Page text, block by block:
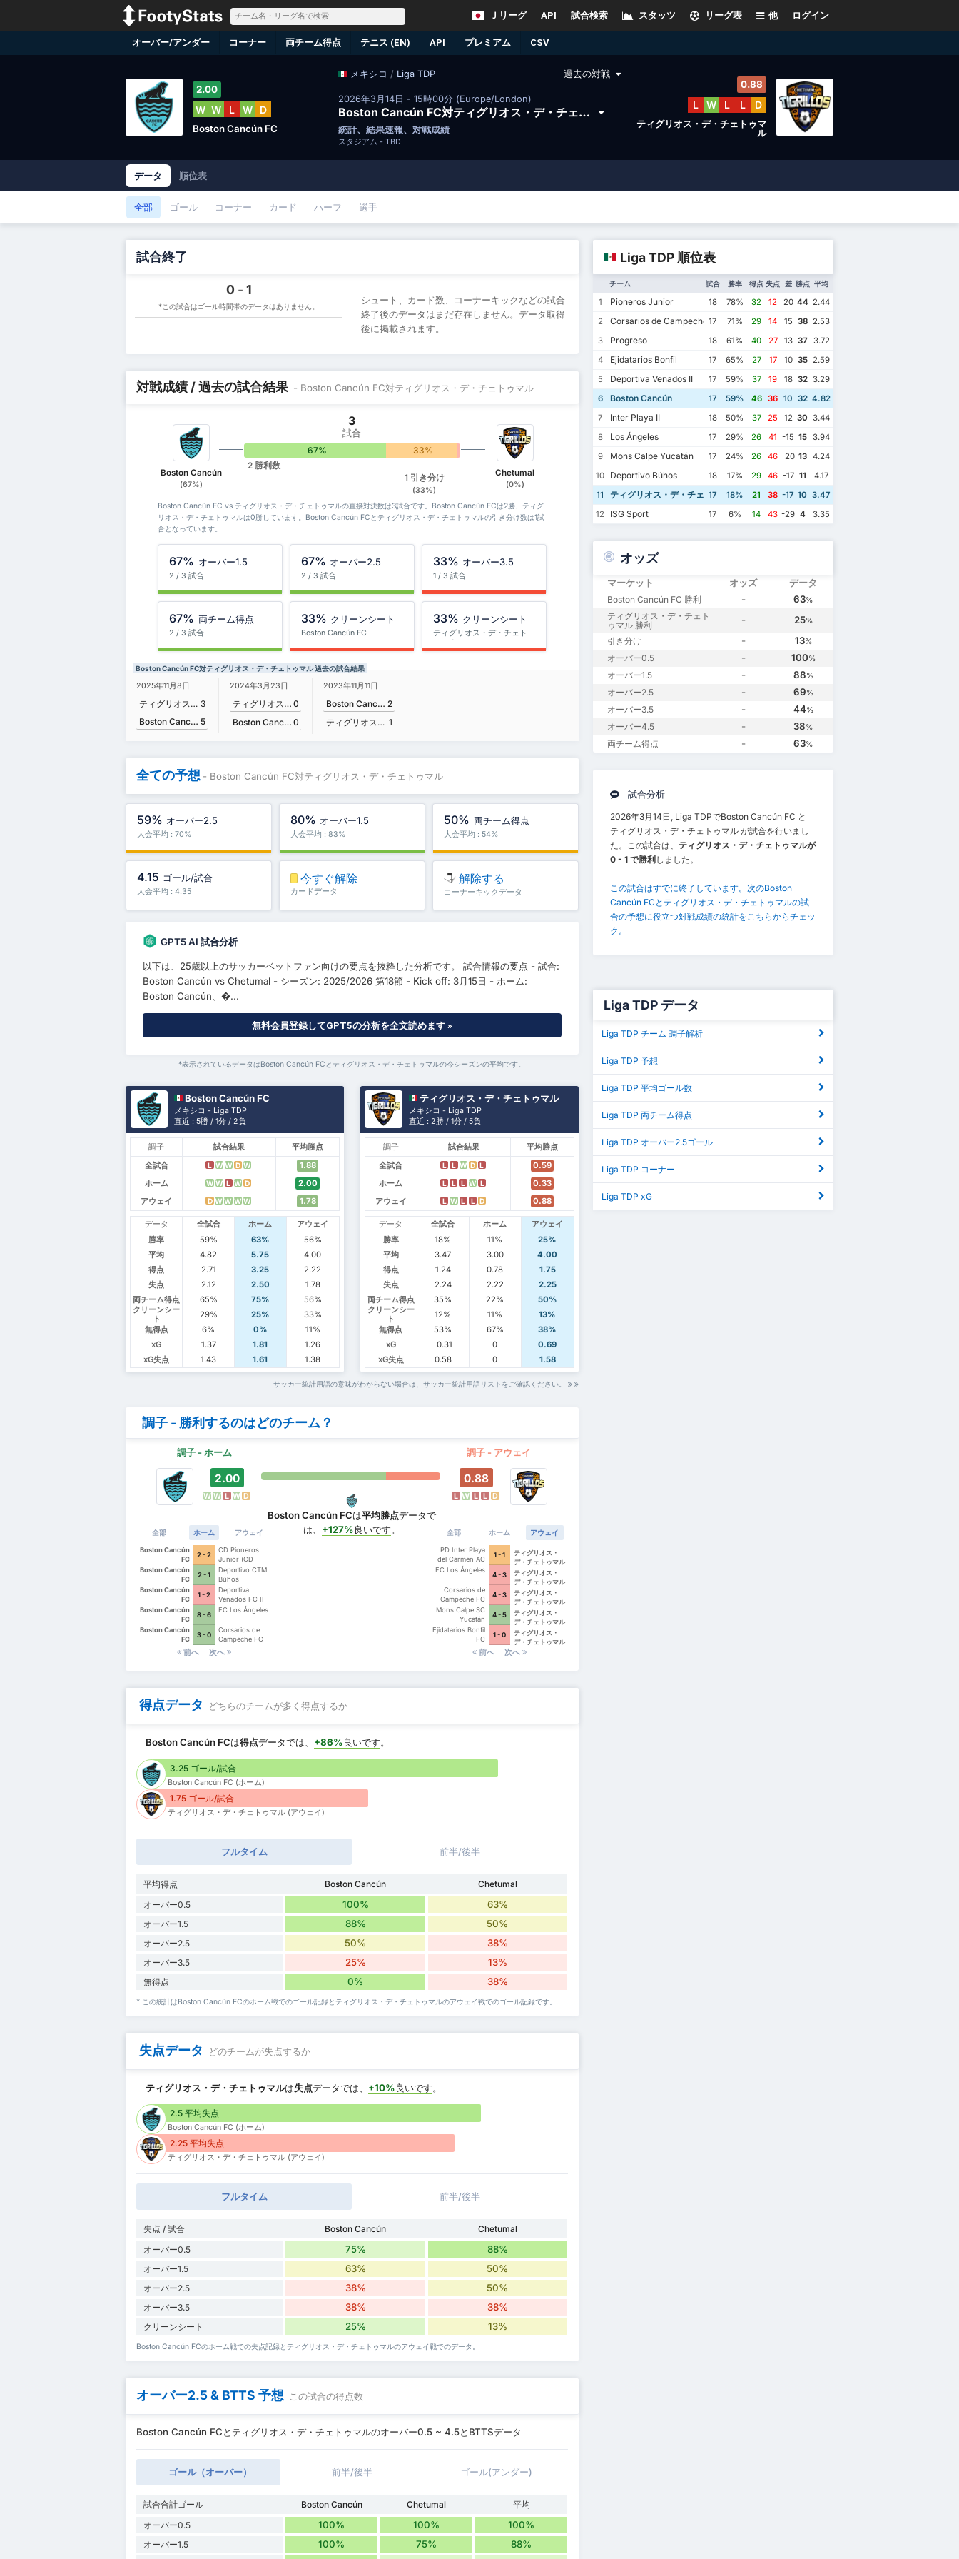
ログイン
他
リーグ表
スタッツ
試合検索
API
Ｊリーグ
オーバー/アンダー コーナー 両チーム得点 テニス (EN) API プレミアム CSV
メキシコ / Liga TDP 過去の対戦
2026年3月14日 - 15時00分 (Europe/London)
Boston Cancún FC対ティグリオス・デ・チェトゥマル
統計、結果速報、対戦成績
スタジアム - TBD
2.00
W W L W D
Boston Cancún FC
0.88
L W L L D
ティグリオス・デ・チェトゥマ
ル
データ 順位表
全部 ゴール コーナー カード ハーフ 選手
試合終了
0 - 1
*この試合はゴール時間帯のデータはありません。
シュート、カード数、コーナーキックなどの試合
終了後のデータはまだ存在しません。データ取得
後に掲載されます。
対戦成績 / 過去の試合結果 - Boston Cancún FC対ティグリオス・デ・チェトゥマル
Boston Cancún
(67%)
3
試合
67% 33% 0%
2 勝利数
1 引き分け
(33%)
Chetumal
(0%)
Boston Cancún FC vs ティグリオス・デ・チェトゥマルの直接対決数は3試合です。Boston Cancún FCは2勝、ティグ
リオス・デ・チェトゥマルは0勝しています。Boston Cancún FCとティグリオス・デ・チェトゥマルの引き分け数は1試
合となっています。
67% オーバー1.5
2 / 3 試合
67% オーバー2.5
2 / 3 試合
33% オーバー3.5
1 / 3 試合
67% 両チーム得点
2 / 3 試合
33% クリーンシート
Boston Cancún FC
33% クリーンシート
ティグリオス・デ・チェト
ゥマル
Boston Cancún FC対ティグリオス・デ・チェトゥマル 過去の試合結果
2025年11月8日
ティグリオス・デ・チェトゥマル 3
Boston Cancún FC 5
2024年3月23日
ティグリオス・デ・チェトゥマル 0
Boston Cancún FC 0
2023年11月11日
Boston Cancún FC 2
ティグリオス・デ・チェトゥマル 1
全ての予想 - Boston Cancún FC対ティグリオス・デ・チェトゥマル
59% オーバー2.5
大会平均 : 70%
80% オーバー1.5
大会平均 : 83%
50% 両チーム得点
大会平均 : 54%
4.15 ゴール/試合
大会平均 : 4.35
今すぐ解除
カードデータ
解除する
コーナーキックデータ
GPT5 AI 試合分析
以下は、25歳以上のサッカーベットファン向けの要点を抜粋した分析です。 試合情報の要点 - 試合:
Boston Cancún vs Chetumal - シーズン: 2025/2026 第18節 - Kick off: 3月15日 - ホーム:
Boston Cancún、�...
無料会員登録してGPT5の分析を全文読めます »
*表示されているデータはBoston Cancún FCとティグリオス・デ・チェトゥマルの今シーズンの平均です。
Boston Cancún FC
メキシコ - Liga TDP
直近 : 5勝 / 1分 / 2負
調子 試合結果
平均勝点
全試合
L W W D W
1.88
ホーム
W W L W D
2.00
アウェイ
D W W W W 1.78
データ 全試合 ホーム
アウェイ
勝率
59% 63%
56%
平均
4.82 5.75
4.00
得点
2.71 3.25
2.22
失点
2.12 2.50
1.78
両チーム得点
65% 75%
56%
クリーンシー
ト
29% 25%
33%
無得点
6% 0%
11%
xG
1.37 1.81
1.26
xG失点
1.43 1.61 1.38
ティグリオス・デ・チェトゥマル
メキシコ - Liga TDP
直近 : 2勝 / 1分 / 5負
調子 試合結果
平均勝点
全試合
L L W D L
0.59
ホーム
L L L W L
0.33
アウェイ
L W L L D 0.88
データ 全試合 ホーム
アウェイ
勝率
18% 11%
25%
平均
3.47 3.00
4.00
得点
1.24 0.78
1.75
失点
2.24 2.22
2.25
両チーム得点
35% 22%
50%
クリーンシー
ト
12% 11%
13%
無得点
53% 67%
38%
xG
-0.31 0
0.69
xG失点
0.58 0 1.58
サッカー統計用語の意味がわからない場合は、サッカー統計用語リストをご確認ください。
調子 - 勝利するのはどのチーム？
調子 - ホーム 調子 - アウェイ
2.00
W W L W D
全部 ホーム アウェイ
Boston Cancún
FC
2 - 2
CD Pioneros
Junior (CD
Pioneros de
Cancún II)
Boston Cancún
FC
2 - 1
Deportivo CTM
Búhos
Boston Cancún
FC
1 - 2
Deportiva
Venados FC II
Boston Cancún
FC
8 - 6
FC Los Ángeles
Boston Cancún
FC
3 - 0
Corsarios de
Campeche FC
前へ 次へ
Boston Cancún FCは平均勝点データで
は、 +127%良いです。
0.88
L W L L D
全部 ホーム アウェイ
PD Inter Playa
del Carmen AC
II
1 - 1
ティグリオス・
デ・チェトゥマル
FC Los Ángeles
4 - 3
ティグリオス・
デ・チェトゥマル
Corsarios de
Campeche FC
4 - 3
ティグリオス・
デ・チェトゥマル
Mons Calpe SC
Yucatán
4 - 5
ティグリオス・
デ・チェトゥマル
Ejidatarios Bonfil
FC
1 - 0
ティグリオス・
デ・チェトゥマル
前へ 次へ
得点データ どちらのチームが多く得点するか
Boston Cancún FCは得点データでは、 +86%良いです。
3.25 ゴール/試合
Boston Cancún FC (ホーム)
1.75 ゴール/試合
ティグリオス・デ・チェトゥマル (アウェイ)
フルタイム 前半/後半
平均得点 Boston Cancún
Chetumal
オーバー0.5
100% 63%
オーバー1.5 88% 50%
オーバー2.5 50% 38%
オーバー3.5 25% 13%
無得点 0% 38%
* この統計はBoston Cancún FCのホーム戦でのゴール記録とティグリオス・デ・チェトゥマルのアウェイ戦でのゴール記録です。
失点データ どのチームが失点するか
ティグリオス・デ・チェトゥマルは失点データでは、 +10%良いです。
2.5 平均失点
Boston Cancún FC (ホーム)
2.25 平均失点
ティグリオス・デ・チェトゥマル (アウェイ)
フルタイム 前半/後半
失点 / 試合 Boston Cancún
Chetumal
オーバー0.5
75% 88%
オーバー1.5 63% 50%
オーバー2.5 38% 50%
オーバー3.5 38% 38%
クリーンシート 25% 13%
Boston Cancún FCのホーム戦での失点記録とティグリオス・デ・チェトゥマルのアウェイ戦でのデータ。
オーバー2.5 & BTTS 予想 この試合の得点数
Boston Cancún FCとティグリオス・デ・チェトゥマルのオーバー0.5 ~ 4.5とBTTSデータ
ゴール（オーバー） 前半/後半 ゴール(アンダー)
試合合計ゴール Boston Cancún Chetumal
平均
オーバー0.5
100% 100% 100%
オーバー1.5 100% 75% 88%
Liga TDP 順位表
チーム 試合 勝率 得点 失点 差 勝点 平均
1 Pioneros Junior 18 78% 32 12 20 44 2.44
2
Corsarios de Campeche 17 71% 29 14 15 38 2.53
3
Progreso 18 61% 40 27 13 37 3.72
4
Ejidatarios Bonfil 17 65% 27 17 10 35 2.59
5
Deportiva Venados II 17 59% 37 19 18 32 3.29
6
Boston Cancún 17 59% 46 36 10 32 4.82
7
Inter Playa II 18 50% 37 25 12 30 3.44
8
Los Ángeles 17 29% 26 41 -15 15
3.94
9
Mons Calpe Yucatán 17 24% 26 46 -20 13
4.24
10
Deportivo Búhos 18 17% 29 46 -17 11
4.17
11
ティグリオス・デ・チェトゥマル
17 18% 21 38 -17 10 3.47
12
ISG Sport 17 6% 14 43 -29 4 3.35
オッズ
マーケット オッズ データ
Boston Cancún FC 勝利 - 63%
ティグリオス・デ・チェト
ゥマル 勝利
- 25%
引き分け - 13%
オーバー0.5 - 100%
オーバー1.5 - 88%
オーバー2.5 - 69%
オーバー3.5 - 44%
オーバー4.5 - 38%
両チーム得点 - 63%
試合分析
2026年3月14日, Liga TDPでBoston Cancún FC と
ティグリオス・デ・チェトゥマル が試合を行いまし
た。この試合は、 ティグリオス・デ・チェトゥマルが
0 - 1 で勝利 しました。
この試合はすでに終了しています。次のBoston
Cancún FCとティグリオス・デ・チェトゥマルの試
合の予想に役立つ対戦成績の統計をこちらからチェッ
ク。
Liga TDP データ
Liga TDP チーム 調子解析
Liga TDP 予想
Liga TDP 平均ゴール数
Liga TDP 両チーム得点
Liga TDP オーバー2.5ゴール
Liga TDP コーナー
Liga TDP xG